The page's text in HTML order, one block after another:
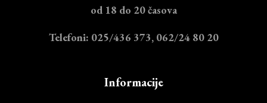
od 18 do 20 časova
Telefoni: 025/436 373, 062/24 80 20
Informacije